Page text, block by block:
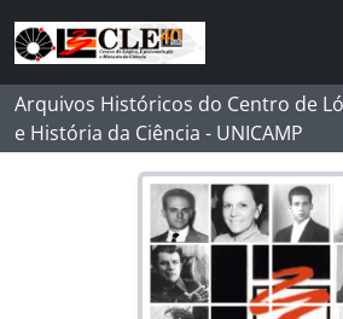
Skip to main content
Arquivos Históricos do Centro de
e História da Ciência - UNICAMP